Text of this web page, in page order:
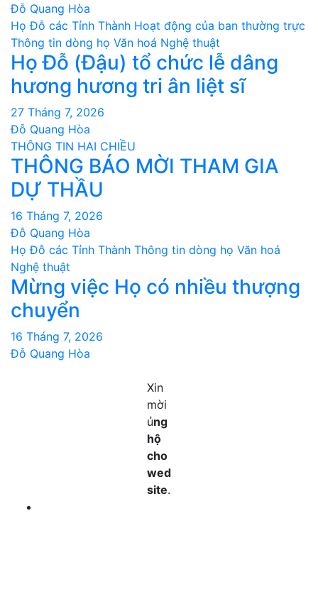
Đỗ Quang Hòa
Họ Đỗ các Tỉnh Thành Hoạt động của ban thường trực
Thông tin dòng họ Văn hoá Nghệ thuật
Họ Đỗ (Đậu) tổ chức lễ dâng
hương hương tri ân liệt sĩ
27 Tháng 7, 2026
Đỗ Quang Hòa
THÔNG TIN HAI CHIỀU
THÔNG BÁO MỜI THAM GIA
DỰ THẦU
16 Tháng 7, 2026
Đỗ Quang Hòa
Họ Đỗ các Tỉnh Thành Thông tin dòng họ Văn hoá
Nghệ thuật
Mừng việc Họ có nhiều thượng
chuyển
16 Tháng 7, 2026
Đỗ Quang Hòa
Xin
mời
ủng
hộ
cho
wed
site.